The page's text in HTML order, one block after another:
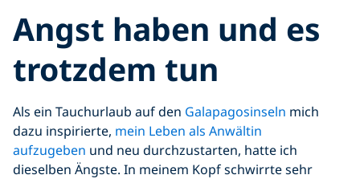
Angst haben und es
trotzdem tun
Als ein Tauchurlaub auf den Galapagosinseln mich
dazu inspirierte, mein Leben als Anwältin
aufzugeben und neu durchzustarten, hatte ich
dieselben Ängste. In meinem Kopf schwirrte sehr